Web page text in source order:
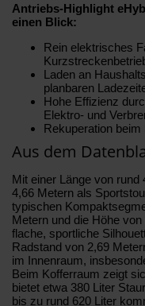
Antriebs-Highlight
einen Blick:
Rein elektrisches
Laden an
planbaren
Hohe Effizienz
Elektro- und
Rekuperation
Aus dem
Mit einer Länge von rund
4,66 Metern als
typischen
Metern und die Höhe
flache, sportliche
Radstand von 2,69
im Innenraum,
Beim Kofferraum zeigt
bietet etwa 380 Liter
bis zu rund 620 Liter